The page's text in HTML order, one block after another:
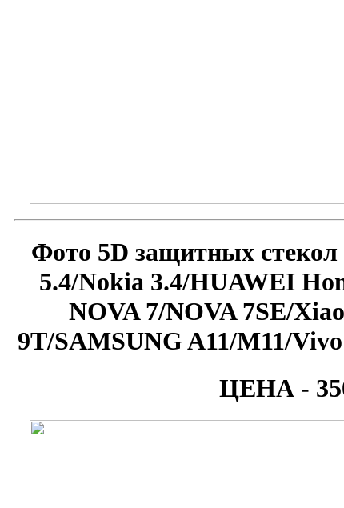
Фото 5D защитных
5.4/Nokia 3.4/HUAWEI
NOVA 7/NOVA 7SE/
9T/SAMSUNG A11/M11/
ЦЕНА -